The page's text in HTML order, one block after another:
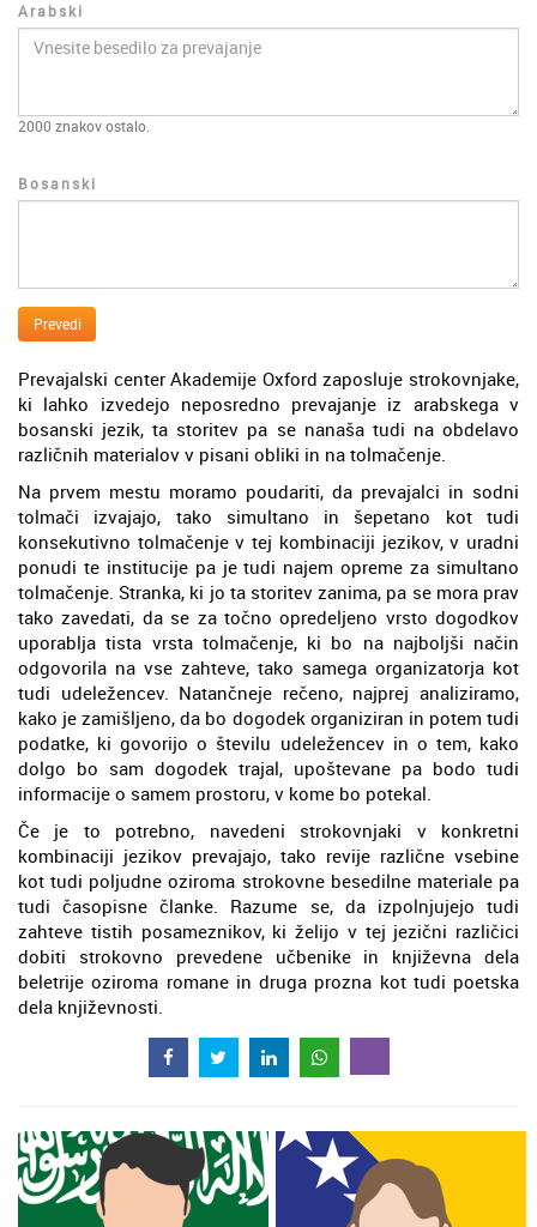
Arabski
2000 znakov ostalo.
Bosanski
Prevedi
Prevajalski center Akademije Oxford zaposluje strokovnjake,
ki lahko izvedejo neposredno prevajanje iz arabskega v
bosanski jezik, ta storitev pa se nanaša tudi na obdelavo
različnih materialov v pisani obliki in na tolmačenje.
Na prvem mestu moramo poudariti, da prevajalci in sodni
tolmači izvajajo, tako simultano in šepetano kot tudi
konsekutivno tolmačenje v tej kombinaciji jezikov, v uradni
ponudi te institucije pa je tudi najem opreme za simultano
tolmačenje. Stranka, ki jo ta storitev zanima, pa se mora prav
tako zavedati, da se za točno opredeljeno vrsto dogodkov
uporablja tista vrsta tolmačenje, ki bo na najboljši način
odgovorila na vse zahteve, tako samega organizatorja kot
tudi udeležencev. Natančneje rečeno, najprej analiziramo,
kako je zamišljeno, da bo dogodek organiziran in potem tudi
podatke, ki govorijo o številu udeležencev in o tem, kako
dolgo bo sam dogodek trajal, upoštevane pa bodo tudi
informacije o samem prostoru, v kome bo potekal.
Če je to potrebno, navedeni strokovnjaki v konkretni
kombinaciji jezikov prevajajo, tako revije različne vsebine
kot tudi poljudne oziroma strokovne besedilne materiale pa
tudi časopisne članke. Razume se, da izpolnjujejo tudi
zahteve tistih posameznikov, ki želijo v tej jezični različici
dobiti strokovno prevedene učbenike in književna dela
beletrije oziroma romane in druga prozna kot tudi poetska
dela književnosti.